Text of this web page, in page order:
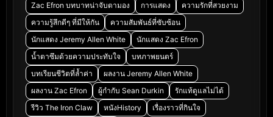
Zac Efron บทบาทน่าจับตามอง
การแสดง
ความรักที่สวยงาม
ความรู้สึกดีๆ ที่มีให้กัน
ความสัมพันธ์ที่ซับซ้อน
นักแสดง Jeremy Allen White
นักแสดง Zac Efron
น้ำตาซึมด้วยความประทับใจ
บทภาพยนตร์
บทเรียนชีวิตที่ล้ำค่า
ผลงาน Jeremy Allen White
ผลงาน Zac Efron
ผู้กำกับ Sean Durkin
รักแท้ดูแลไม่ได้
รีวิว The Iron Claw
หนังHistory
เรื่องราวที่กินใจ